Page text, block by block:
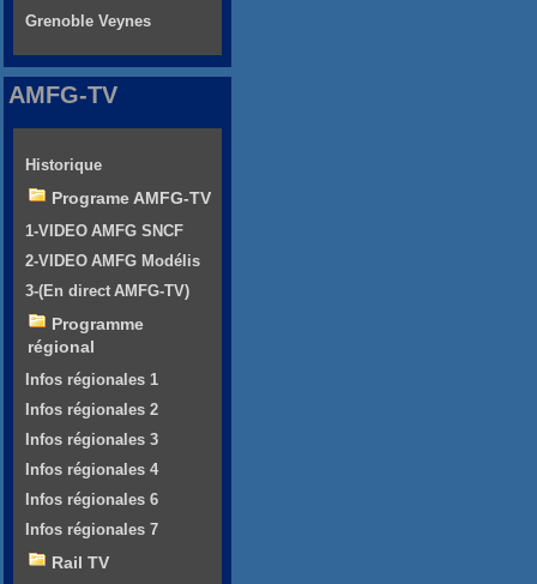
Grenoble Veynes
AMFG-TV
Historique
Programe AMFG-TV
1-VIDEO AMFG SNCF
2-VIDEO AMFG Modélis
3-(En direct AMFG-TV)
Programme
régional
Infos régionales 1
Infos régionales 2
Infos régionales 3
Infos régionales 4
Infos régionales 6
Infos régionales 7
Rail TV